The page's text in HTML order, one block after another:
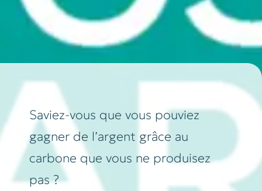
Saviez-vous que vous pouviez
gagner de l’argent grâce au
carbone que vous ne produisez
pas ?